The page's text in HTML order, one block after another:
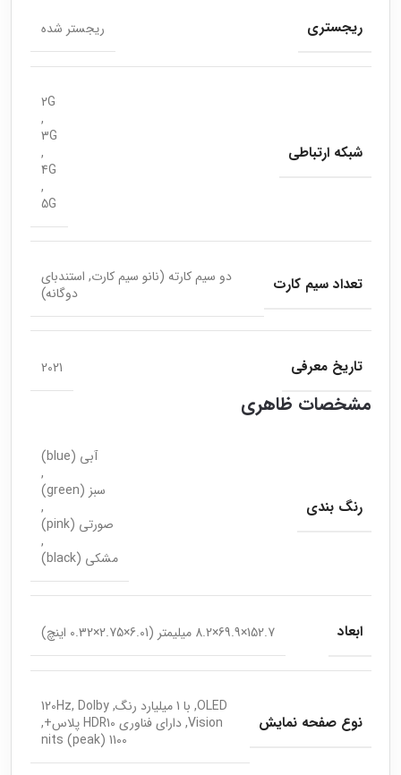
ریجستری ریجستر شده
شبکه ارتباطی
2G
,
3G
,
4G
,
5G
تعداد سیم کارت
دو سیم کارته (نانو سیم کارت, استندبای
دوگانه)
تاریخ معرفی 2021
مشخصات ظاهری
رنگ بندی
آبی (blue)
,
سبز (green)
,
صورتی (pink)
,
مشکی (black)
ابعاد 152.7×69.9×8.2 میلیمتر (6.01×2.75×0.32 اینچ)
نوع صفحه نمایش
OLED, با 1 میلیارد رنگ, 120Hz, Dolby
Vision, دارای فناوری HDR10 پلاس+,
1100 nits (peak)